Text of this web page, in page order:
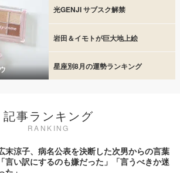
光GENJI サブスク解禁
岩田＆イモトが巨大地上絵
星座別8月の運勢ランキング
記事ランキング
RANKING
末涼子、病名公表を決断した次男からの言葉
「言い訳にするのも嫌だった」「言うべきか迷